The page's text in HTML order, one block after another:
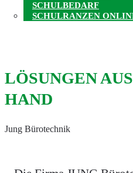
SCHULBEDARF
SCHULRANZEN
LÖSUNGEN
HAND
Jung Bürotechnik